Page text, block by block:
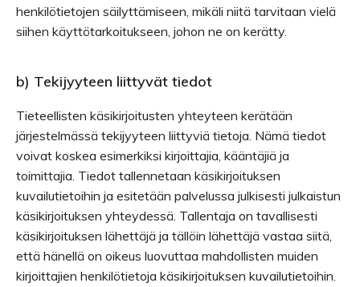
henkilötietojen säilyttämiseen, mikäli niitä tarvitaan vielä
siihen käyttötarkoitukseen, johon ne on kerätty.
b) Tekijyyteen liittyvät tiedot
Tieteellisten käsikirjoitusten yhteyteen kerätään
järjestelmässä tekijyyteen liittyviä tietoja. Nämä tiedot
voivat koskea esimerkiksi kirjoittajia, kääntäjiä ja
toimittajia. Tiedot tallennetaan käsikirjoituksen
kuvailutietoihin ja esitetään palvelussa julkisesti julkaistun
käsikirjoituksen yhteydessä. Tallentaja on tavallisesti
käsikirjoituksen lähettäjä ja tällöin lähettäjä vastaa siitä,
että hänellä on oikeus luovuttaa mahdollisten muiden
kirjoittajien henkilötietoja käsikirjoituksen kuvailutietoihin.